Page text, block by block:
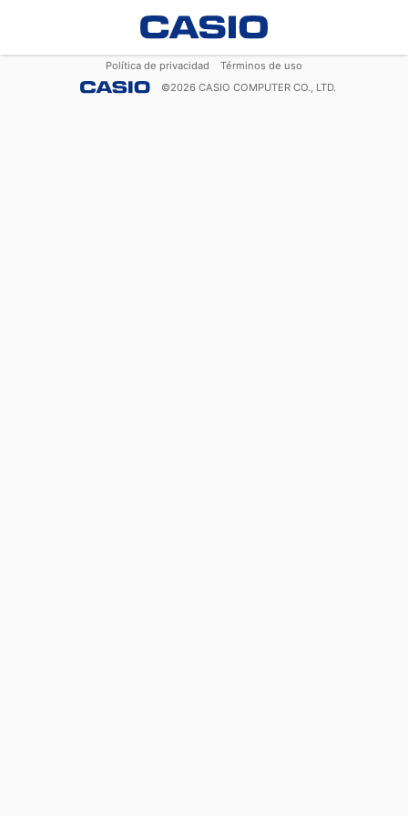
Política de privacidad
Términos de uso
©2026 CASIO COMPUTER CO., LTD.